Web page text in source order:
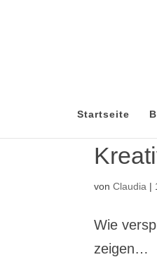
Startseite
vonClaudia |
Wie
zeigen…